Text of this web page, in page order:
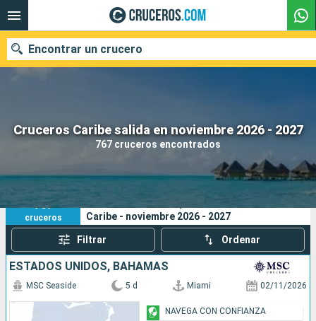
Cruceros Caribe salida en noviembre 2026 - 2027
767 cruceros encontrados
Encontrar un crucero
Nuestros destinos
Puertos
Buscar
767
cruceros
Caribe - noviembre 2026 - 2027
Filtrar Ordenar
ESTADOS UNIDOS, BAHAMAS
MSC Seaside 5 d Miami 02/11/2026
NAVEGA CON CONFIANZA